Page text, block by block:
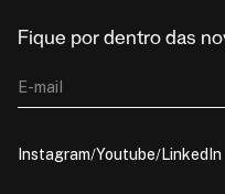
Fique por dentro das
E-mail
Instagram Youtube LinkedIn